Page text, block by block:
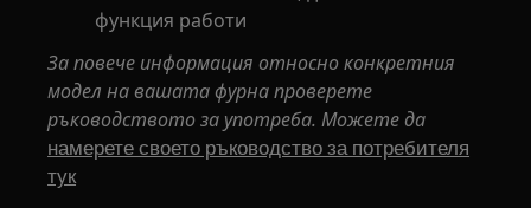
функция работи
За повече информация относно конкретния
модел на вашата фурна проверете
ръководството за употреба. Можете да
намерете своето ръководство за потребителя
тук